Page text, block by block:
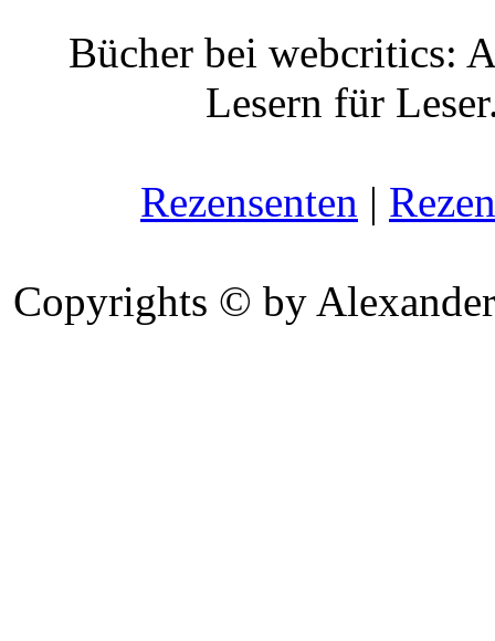
Bücher bei webcritics:
Lesern für
Rezensenten |
Copyrights © by